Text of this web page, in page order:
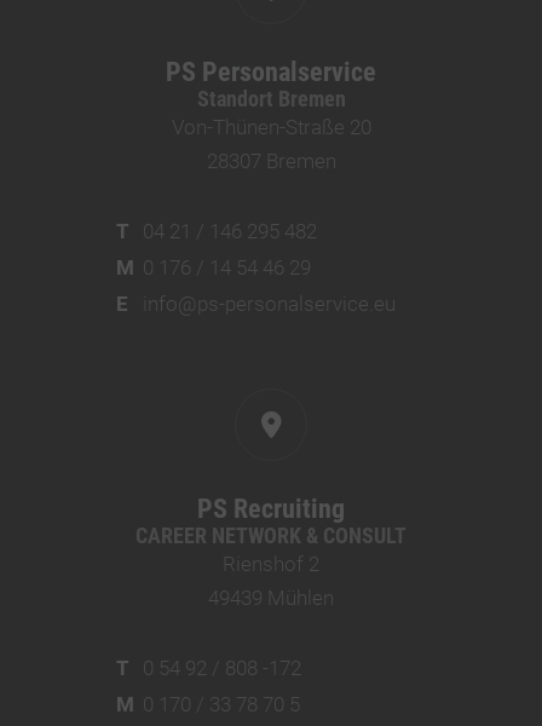
PS Personalservice
Standort Bremen
Von-Thünen-Straße 20
28307 Bremen
T
04 21 / 146 295 482
M 0 176 / 14 54 46 29
E
info@ps-personalservice.eu
PS Recruiting
CAREER NETWORK & CONSULT
Rienshof 2
49439 Mühlen
T
0 54 92 / 808 -172
M 0 170 / 33 78 70 5